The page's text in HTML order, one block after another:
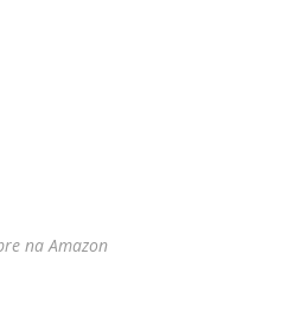
na Amazon